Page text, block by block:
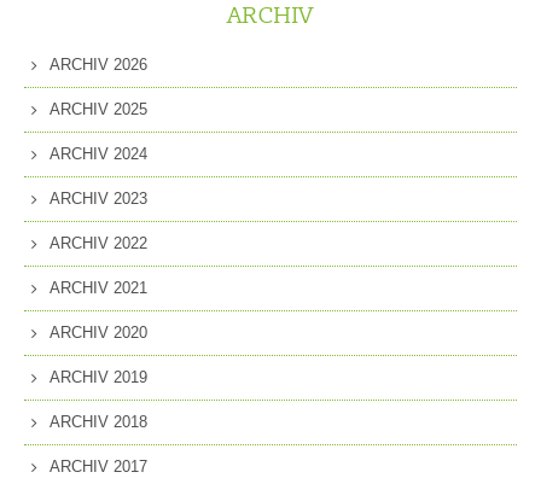
ARCHIV
ARCHIV 2026
ARCHIV 2025
ARCHIV 2024
ARCHIV 2023
ARCHIV 2022
ARCHIV 2021
ARCHIV 2020
ARCHIV 2019
ARCHIV 2018
ARCHIV 2017